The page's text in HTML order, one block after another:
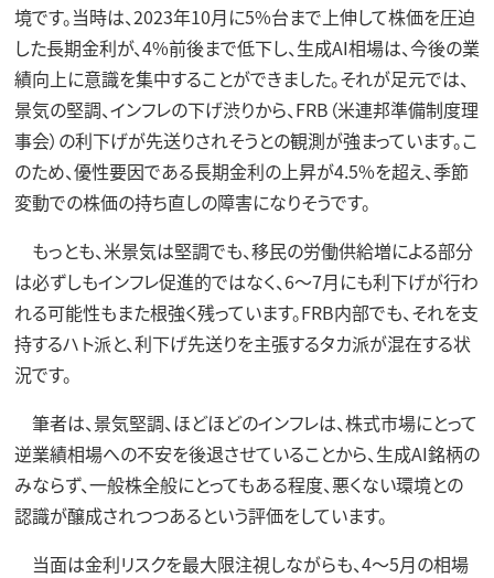
境です。当時は、2023年10月に5%台まで上伸して株価を圧迫
した長期金利が、4%前後まで低下し、生成AI相場は、今後の業
績向上に意識を集中することができました。それが足元では、
景気の堅調、インフレの下げ渋りから、FRB（米連邦準備制度理
事会）の利下げが先送りされそうとの観測が強まっています。こ
のため、優性要因である長期金利の上昇が4.5%を超え、季節
変動での株価の持ち直しの障害になりそうです。
もっとも、米景気は堅調でも、移民の労働供給増による部分
は必ずしもインフレ促進的ではなく、6～7月にも利下げが行わ
れる可能性もまた根強く残っています。FRB内部でも、それを支
持するハト派と、利下げ先送りを主張するタカ派が混在する状
況です。
筆者は、景気堅調、ほどほどのインフレは、株式市場にとって
逆業績相場への不安を後退させていることから、生成AI銘柄の
みならず、一般株全般にとってもある程度、悪くない環境との
認識が醸成されつつあるという評価をしています。
当面は金利リスクを最大限注視しながらも、4～5月の相場